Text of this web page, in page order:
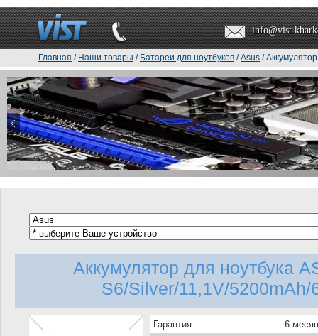
Главная / Наши товары / Батареи для ноутбуков /Asus /
Аккумулятор для ноутбука
S6/Silver/11,1V/5200mAh/
Гарантия:
6